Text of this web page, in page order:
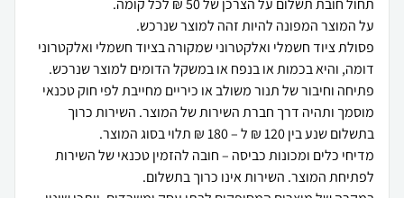
פסולת ציוד חשמלי ואלקטרוני שמקורה בציוד חשמלי ואלקטרוני
פתיחה וחיבור של תנור משולב או כיריים מחייבת לפי חוק טכנאי
מוסמך ותהיה דרך חברת השירות של המוצר. השירות כרוך
מדיחי כלים ומכונות כביסה – חובה להזמין טכנאי של השירות